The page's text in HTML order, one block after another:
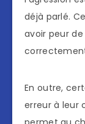
déjà parlé.
avoir peur de
En outre,
erreur à leur